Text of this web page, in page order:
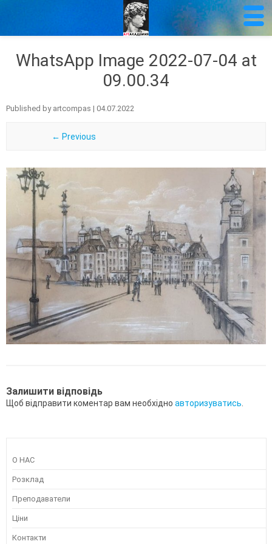
WhatsApp Image 2022-07-04 at
09.00.34
Published by artcompas | 04.07.2022
← Previous
Залишити відповідь
Щоб відправити коментар вам необхідно авторизуватись
О НАС
Розклад
Преподаватели
Ціни
Контакти